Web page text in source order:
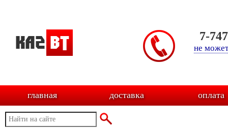
7-
не
главная доставка оплата